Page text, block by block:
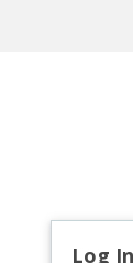
Log In